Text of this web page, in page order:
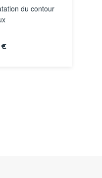
du contour
€